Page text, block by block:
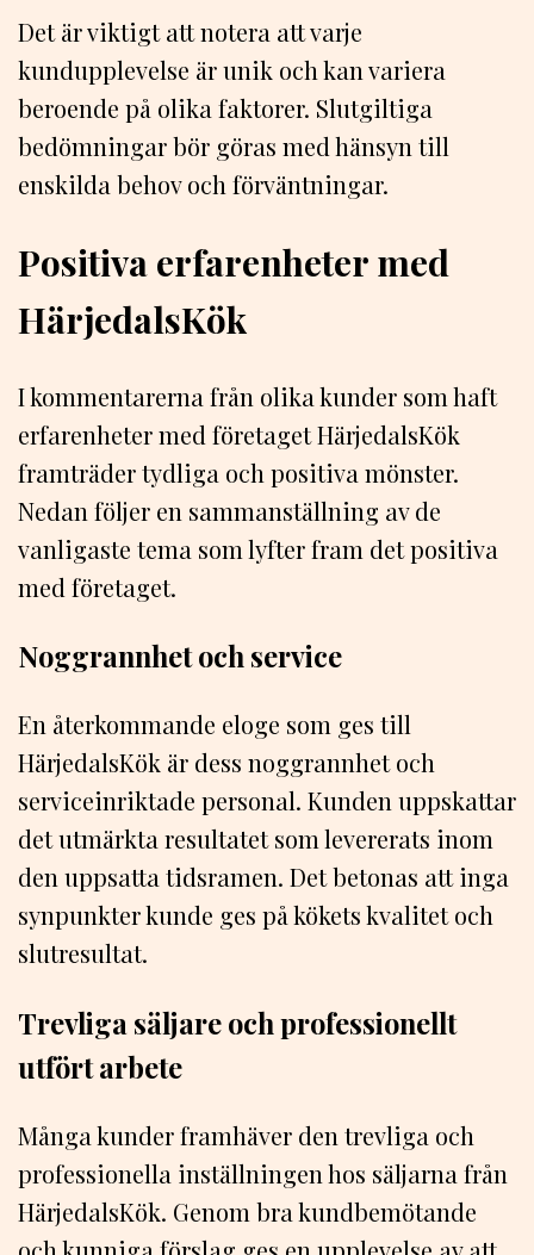
Det är viktigt att notera att varje
kundupplevelse är unik och kan variera
beroende på olika faktorer. Slutgiltiga
bedömningar bör göras med hänsyn till
enskilda behov och förväntningar.
Positiva erfarenheter med
HärjedalsKök
I kommentarerna från olika kunder som haft
erfarenheter med företaget HärjedalsKök
framträder tydliga och positiva mönster.
Nedan följer en sammanställning av de
vanligaste tema som lyfter fram det positiva
med företaget.
Noggrannhet och service
En återkommande eloge som ges till
HärjedalsKök är dess noggrannhet och
serviceinriktade personal. Kunden uppskattar
det utmärkta resultatet som levererats inom
den uppsatta tidsramen. Det betonas att inga
synpunkter kunde ges på kökets kvalitet och
slutresultat.
Trevliga säljare och professionellt
utfört arbete
Många kunder framhäver den trevliga och
professionella inställningen hos säljarna från
HärjedalsKök. Genom bra kundbemötande